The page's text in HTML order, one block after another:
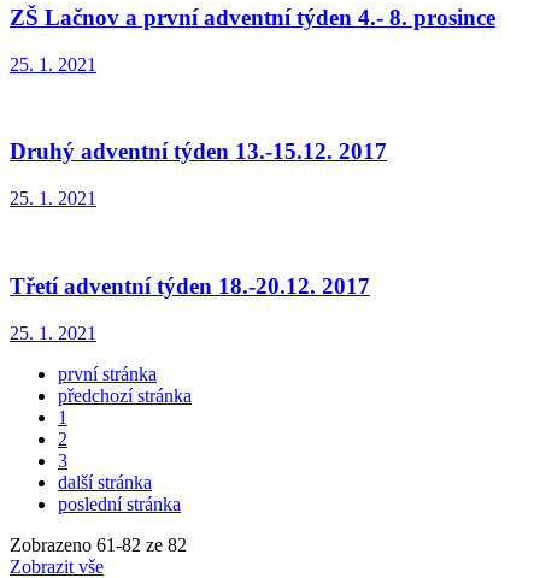
ZŠ Lačnov a první adventní týden 4.- 8. prosince
25. 1. 2021
Druhý adventní týden 13.-15.12. 2017
25. 1. 2021
Třetí adventní týden 18.-20.12. 2017
25. 1. 2021
první stránka
předchozí stránka
1
2
3
další stránka
poslední stránka
Zobrazeno 61-82 ze 82
Zobrazit vše